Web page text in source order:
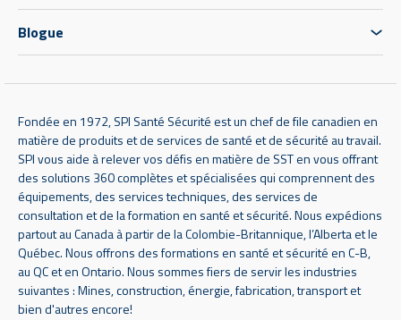
Blogue
Fondée en 1972, SPI Santé Sécurité est un chef de file canadien en
matière de produits et de services de santé et de sécurité au travail.
SPI vous aide à relever vos défis en matière de SST en vous offrant
des solutions 360 complètes et spécialisées qui comprennent des
équipements, des services techniques, des services de
consultation et de la formation en santé et sécurité. Nous expédions
partout au Canada à partir de la Colombie-Britannique, l’Alberta et le
Québec. Nous offrons des formations en santé et sécurité en C-B,
au QC et en Ontario. Nous sommes fiers de servir les industries
suivantes : Mines, construction, énergie, fabrication, transport et
bien d'autres encore!